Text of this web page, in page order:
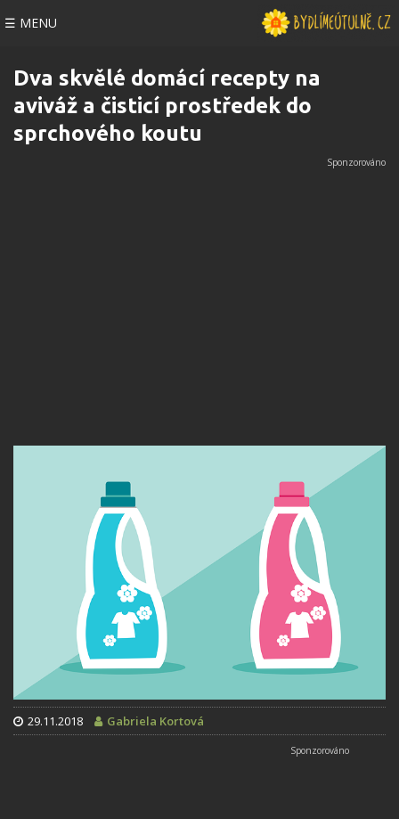
☰ MENU
Dva skvělé domácí recepty na
aviváž a čisticí prostředek do
sprchového koutu
29.11.2018 Gabriela Kortová